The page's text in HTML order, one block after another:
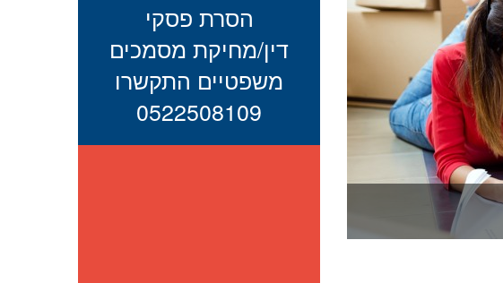
הסרת פסקי
דין/מחיקת מסמכים
משפטיים התקשרו
0522508109